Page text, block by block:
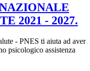
2021 - 2027.
- PNES ti aiuta ad aver
psicologico assistenza